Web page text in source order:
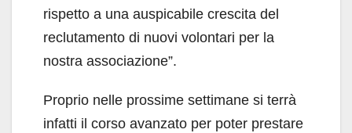
rispetto a una auspicabile crescita del
reclutamento di nuovi volontari per la
nostra associazione”.
Proprio nelle prossime settimane si terrà
infatti il corso avanzato per poter prestare